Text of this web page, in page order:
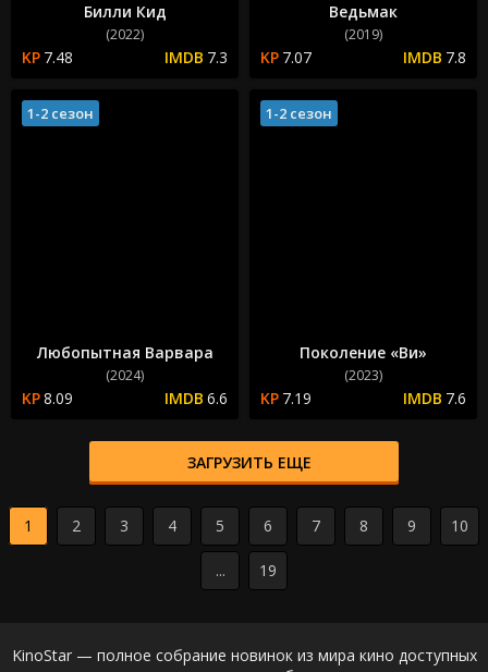
Билли Кид
(2022)
7.48 7.3
Ведьмак
(2019)
7.07 7.8
Любопытная Варвара
(2024)
8.09 6.6
1-2 сезон
Поколение «Ви»
(2023)
7.19 7.6
1-2 сезон
ЗАГРУЗИТЬ ЕЩЕ
1 2 3 4 5 6 7 8 9 10
... 19
KinoStar — полное собрание новинок из мира кино доступных